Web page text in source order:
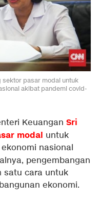
sektor pasar modal untuk
akibat pandemi covid-
Keuangan Sri
modal untuk
nasional
pengembangan
satu cara untuk
ekonomi.